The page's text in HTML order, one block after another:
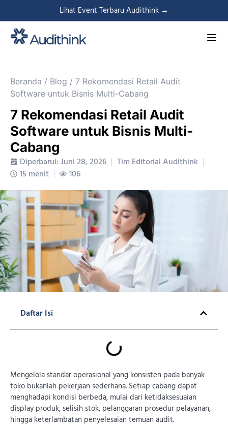
Lihat Event Terbaru Audithink →
Beranda / Blog / 7 Rekomendasi Retail Audit
Software untuk Bisnis Multi-Cabang
7 Rekomendasi Retail Audit
Software untuk Bisnis Multi-
Cabang
Diperbarui: Juni 28, 2026
Tim Editorial Audithink
15 menit
106
Daftar Isi
Mengelola standar operasional yang konsisten pada banyak
toko bukanlah pekerjaan sederhana. Setiap cabang dapat
menghadapi kondisi berbeda, mulai dari ketidaksesuaian
display produk, selisih stok, pelanggaran prosedur pelayanan,
hingga keterlambatan penyelesaian temuan audit.